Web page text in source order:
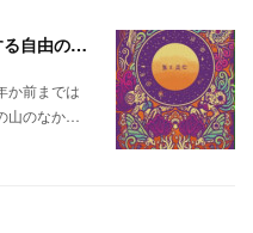
【満月祭】真夏の満月の夜に出現する自由の桃源郷。
か前までは
山のなか…